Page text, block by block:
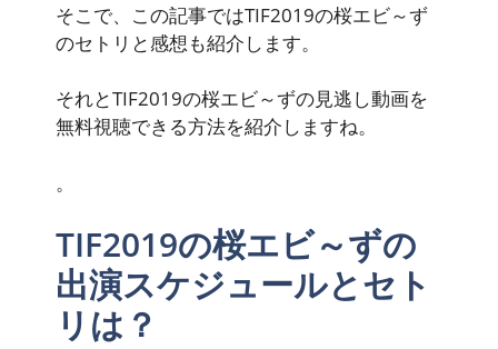
そこで、この記事ではTIF2019の桜エビ～ず
のセトリと感想も紹介します。
それとTIF2019の桜エビ～ずの見逃し動画を
無料視聴できる方法を紹介しますね。
。
TIF2019の桜エビ～ずの
出演スケジュールとセト
リは？